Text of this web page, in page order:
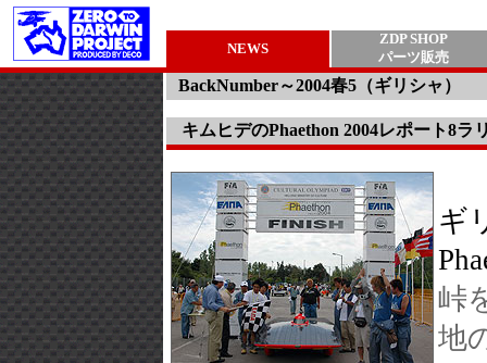
NEWS
ZDP SHOP
パーツ販売
BackNumber～2004春5（ギリシャ）
キムヒデのPhaethon 2004レポート8ラ
ギ
峠
地